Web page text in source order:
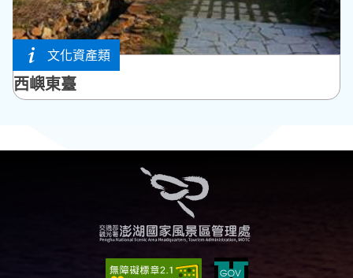
文化資產類
西嶼鄉
西嶼東臺